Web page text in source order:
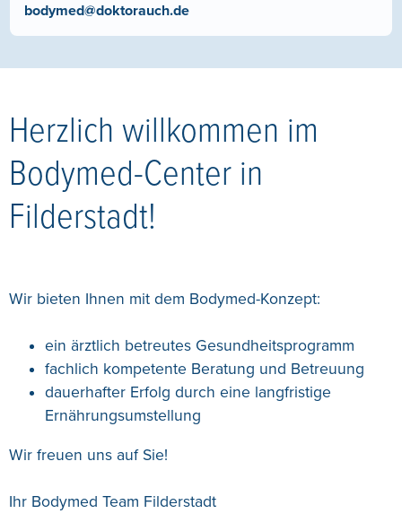
bodymed@doktorauch.de
Herzlich willkommen im
Bodymed-Center in
Filderstadt!
Wir bieten Ihnen mit dem Bodymed-Konzept:
ein ärztlich betreutes Gesundheitsprogramm
fachlich kompetente Beratung und Betreuung
dauerhafter Erfolg durch eine langfristige
Ernährungsumstellung
Wir freuen uns auf Sie!
Ihr Bodymed Team Filderstadt